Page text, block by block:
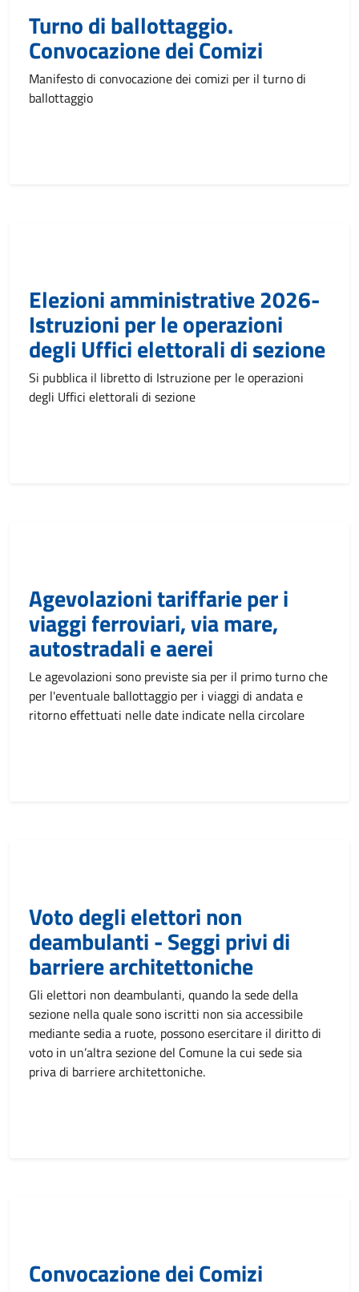
Turno di ballottaggio.
Convocazione dei Comizi
Manifesto di convocazione dei comizi per il turno di
ballottaggio
Elezioni amministrative 2026-
Istruzioni per le operazioni
degli Uffici elettorali di sezione
Si pubblica il libretto di Istruzione per le operazioni
degli Uffici elettorali di sezione
Agevolazioni tariffarie per i
viaggi ferroviari, via mare,
autostradali e aerei
Le agevolazioni sono previste sia per il primo turno che
per l'eventuale ballottaggio per i viaggi di andata e
ritorno effettuati nelle date indicate nella circolare
Voto degli elettori non
deambulanti - Seggi privi di
barriere architettoniche
Gli elettori non deambulanti, quando la sede della
sezione nella quale sono iscritti non sia accessibile
mediante sedia a ruote, possono esercitare il diritto di
voto in un’altra sezione del Comune la cui sede sia
priva di barriere architettoniche.
Convocazione dei Comizi